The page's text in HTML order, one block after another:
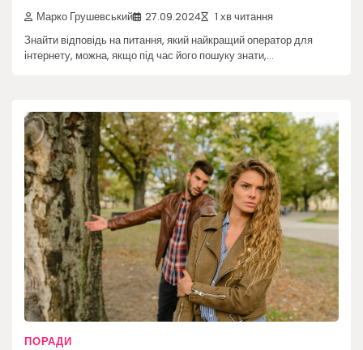
Марко Грушевський 27.09.2024 1 хв читання
Знайти відповідь на питання, який найкращий оператор для
інтернету, можна, якщо під час його пошуку знати,…
ПОРАДИ